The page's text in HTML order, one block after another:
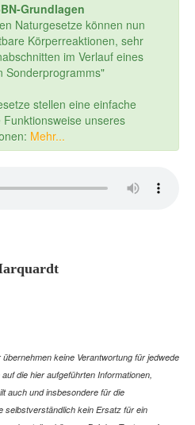
Grundlagen
Naturgesetze können nun
Körperreaktionen, sehr
im Verlauf eines
Sonderprogramms"
stellen eine einfache
unseres
Mehr...
keine Verantwortung für jedwede
die hier aufgeführten Informationen,
auch und insbesondere für die
selbstverständlich kein Ersatz für ein